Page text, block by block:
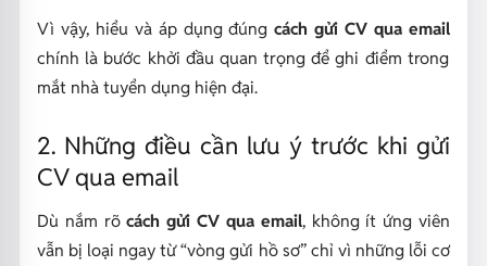
Vì vậy, hiểu và áp dụng đúngcách gửi CV qua email
chính là bước khởi đầu quan trọng để ghi điểm trong
mắt nhà tuyển dụng hiện đại.
2. Những điều cần lưu ý trước khi gửi
CV qua email
Dù nắm rõcách gửi CV qua email, không ít ứng viên
vẫn bị loại ngay từ “vòng gửi hồ sơ” chỉ vì những lỗi cơ